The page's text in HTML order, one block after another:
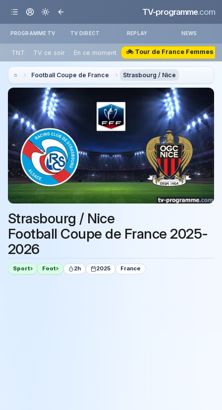
TV-programme.com
PROGRAMME TV TV DIRECT REPLAY NEWS
TNT TV ce soir En ce moment 🚲 Tour de France Femmes
Football Coupe de France Strasbourg / Nice
Strasbourg / Nice
Football Coupe de France 2025-
2026
Sport Foot 2h 2025 France